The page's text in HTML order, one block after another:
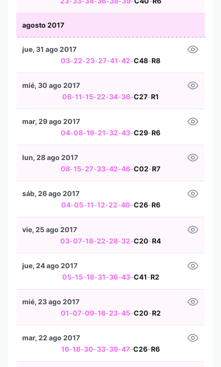
agosto 2017
03-22-23-27-41-42-C48-R8
jue, 31 ago 2017
06-11-15-22-34-36-C27-R1
mié, 30 ago 2017
04-08-19-21-32-43-C29-R6
mar, 29 ago 2017
08-15-27-33-42-46-C02-R7
lun, 28 ago 2017
04-05-11-12-22-40-C26-R6
sáb, 26 ago 2017
03-07-18-22-28-32-C20-R4
vie, 25 ago 2017
05-15-18-31-36-43-C41-R2
jue, 24 ago 2017
01-07-09-16-23-45-C20-R2
mié, 23 ago 2017
16-18-30-33-39-47-C26-R6
mar, 22 ago 2017